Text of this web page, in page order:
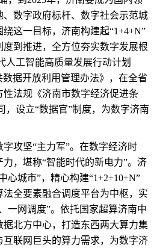
、数字政府标杆、数字社会示范城
这一目标，济南构建起“1+4+N”
到推进，全方位夯实数字发展根
人工智能高质量发展行动计划
数据开放利用管理办法》，在全省
法规《济南市数字经济促进条
，设立“数据官”制度，为数字济南
攻坚“主力军”。在数字经济时
，堪称“智能时代的新电力”。济
心城市”，精心构建“1+2+10+N”
全要素融合调度平台为中枢，实
一网调度”。依托国家超算济南中
北方中心，打造东西两大算力集
联网巨头的算力需求，为数字济